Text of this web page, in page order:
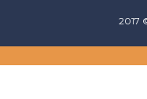
2017